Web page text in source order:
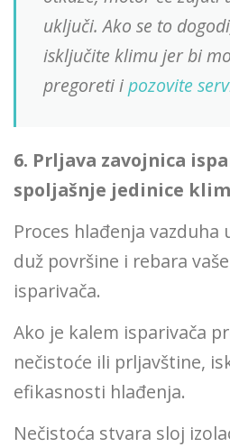
uključi. Ako se to
isključite klimu jer bi
pregoreti ipozovite
6. Prljava zavojnica
spoljašnje jedinice
Proces hlađenja vazduha
duž površine i rebara
isparivača.
Ako je kalem isparivača
nečistoće ili prljavštine,
efikasnosti hlađenja.
Nečistoća stvara sloj